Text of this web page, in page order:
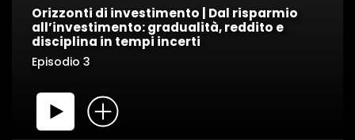
Orizzonti di investimento | Dal risparmio
all’investimento: gradualità, reddito e
disciplina in tempi incerti
Episodio 3